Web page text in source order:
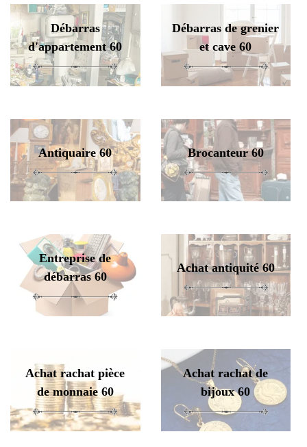
Débarras
d'appartement 60
Débarras de grenier
et cave 60
Antiquaire 60 Brocanteur 60
Entreprise de
débarras 60
Achat antiquité 60
Achat rachat pièce
de monnaie 60
Achat rachat de
bijoux 60